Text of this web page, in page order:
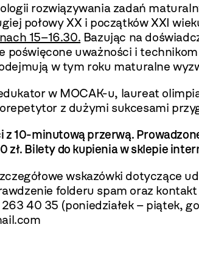
rozwiązywania zadań
połowy XX i początków XXI
15–16.30. Bazując na
uważności i
w tym roku maturalne
w MOCAK-u, laureat
z dużymi sukcesami
10-minutową przerwą.
zł. Bilety do kupienia w sklepie
wskazówki dotyczące
folderu spam oraz
263 40 35 (poniedziałek – piątek,